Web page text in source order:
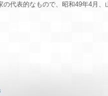
代表的なもので、昭和49年4月